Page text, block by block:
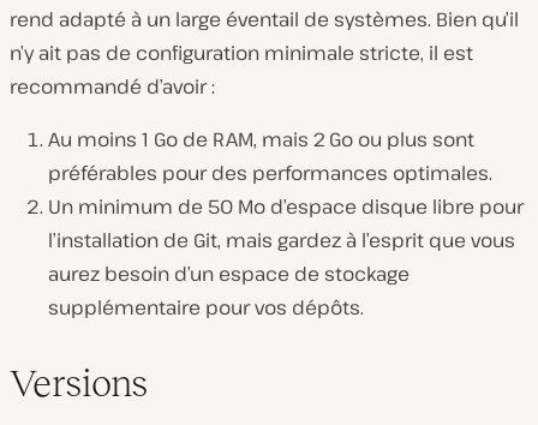
rend adapté à un large éventail de systèmes. Bien qu’il
n’y ait pas de configuration minimale stricte, il est
recommandé d’avoir :
Au moins 1 Go de RAM, mais 2 Go ou plus sont
préférables pour des performances optimales.
Un minimum de 50 Mo d’espace disque libre pour
l’installation de Git, mais gardez à l’esprit que vous
aurez besoin d’un espace de stockage
supplémentaire pour vos dépôts.
Versions